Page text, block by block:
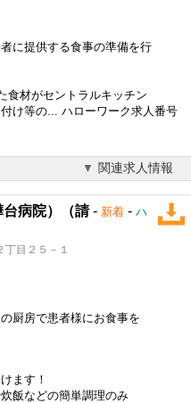
に提供する食事の準備を行
食材がセントラルキッチン
け等の... ハローワーク求人番号
関連求人情報
台病院）（請- 新着 - ハ
丁目２５－１
厨房で患者様にお食事を
ます！
飯などの簡単調理のみ